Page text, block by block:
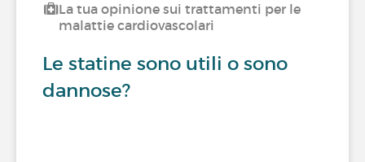
La tua opinione sui trattamenti per le
malattie cardiovascolari
Le statine sono utili o sono
dannose?